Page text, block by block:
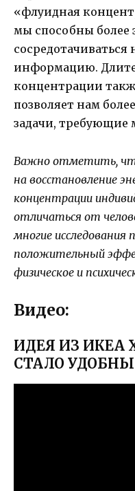
«флуидная
мы способны более
сосредотачиваться
информацию.
концентрации
позволяет нам
задачи, требующие
Важно отметить,
на восстановление
концентрации
отличаться от
многие
положительный
физическое и
Видео:
ИДЕЯ ИЗ ИКЕА
СТАЛО